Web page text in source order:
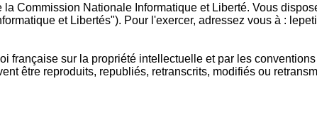
Commission Nationale Informatique et Liberté. Vous
et Libertés"). Pour l'exercer, adressez vous à :
française sur la propriété intellectuelle et par les
être reproduits, republiés, retranscrits, modifiés ou